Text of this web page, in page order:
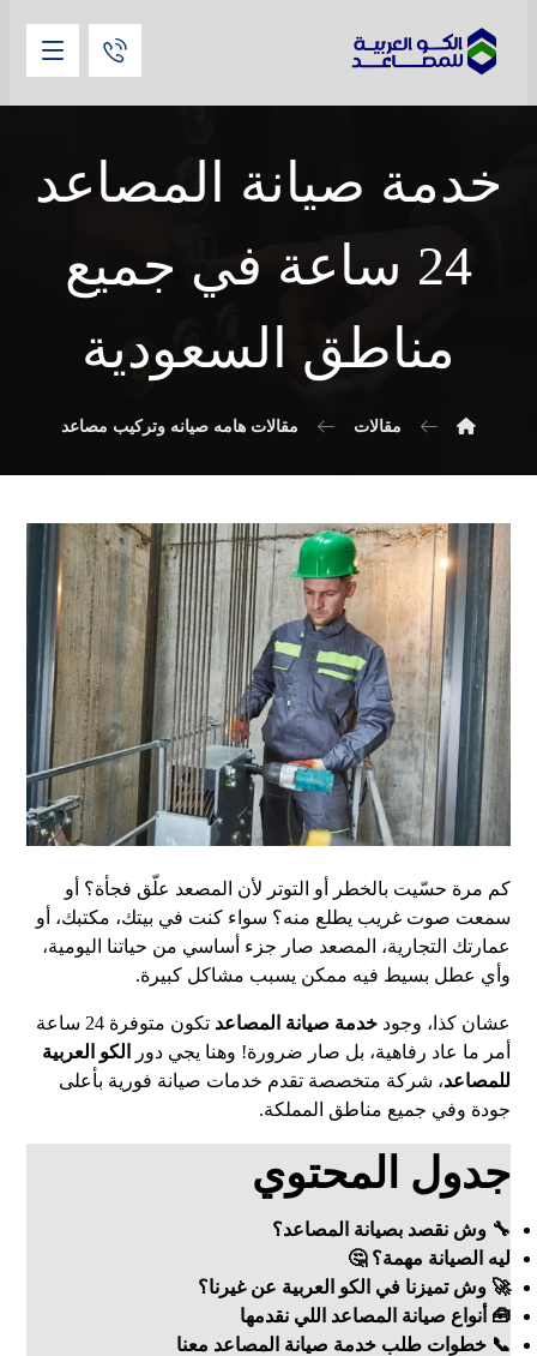
خدمة صيانة المصاعد
24 ساعة في جميع
مناطق السعودية
مقالات مقالات هامه صيانه وتركيب مصاعد
كم مرة حسّيت بالخطر أو التوتر لأن المصعد علّق فجأة؟ أو
سمعت صوت غريب يطلع منه؟ سواء كنت في بيتك، مكتبك، أو
عمارتك التجارية، المصعد صار جزء أساسي من حياتنا اليومية،
وأي عطل بسيط فيه ممكن يسبب مشاكل كبيرة.
عشان كذا، وجودخدمة صيانة المصاعد
تكون متوفرة 24 ساعة
أمر ما عاد رفاهية، بل صار ضرورة! وهنا يجي دور
الكو العربية
للمصاعد، شركة متخصصة تقدم خدمات صيانة فورية بأعلى
جودة وفي جميع مناطق المملكة.
جدول المحتوي
🔧 وش نقصد بصيانة المصاعد؟
ليه الصيانة مهمة؟ 🤔
🚀 وش تميزنا في الكو العربية عن غيرنا؟
🧰 أنواع صيانة المصاعد اللي نقدمها
📞 خطوات طلب خدمة صيانة المصاعد معنا